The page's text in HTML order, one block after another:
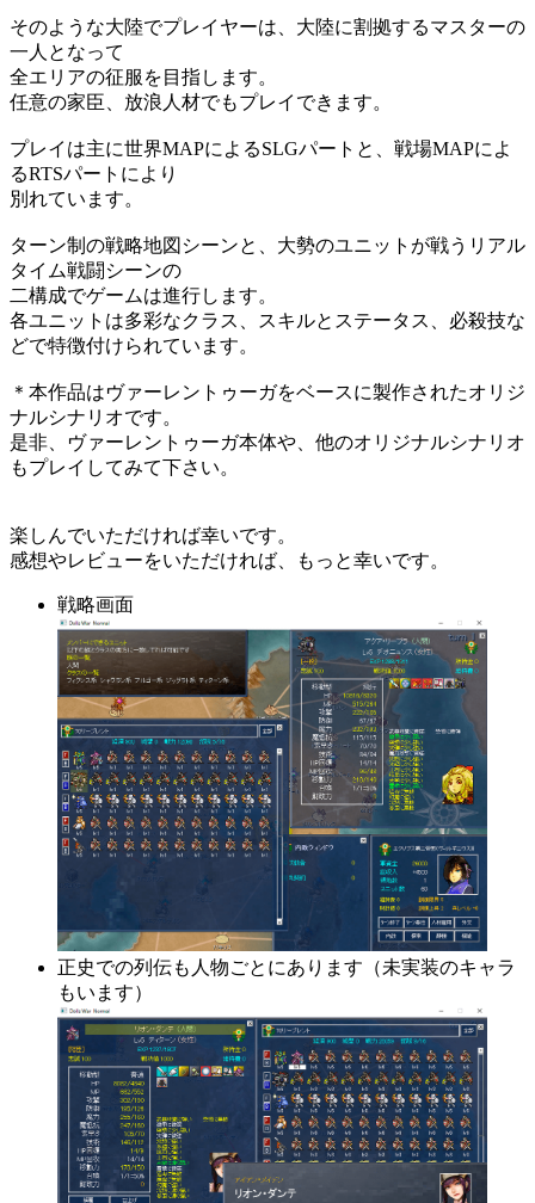
そのような大陸でプレイヤーは、大陸に割拠するマスターの
一人となって
全エリアの征服を目指します。
任意の家臣、放浪人材でもプレイできます。
プレイは主に世界MAPによるSLGパートと、戦場MAPによ
るRTSパートにより
別れています。
ターン制の戦略地図シーンと、大勢のユニットが戦うリアル
タイム戦闘シーンの
二構成でゲームは進行します。
各ユニットは多彩なクラス、スキルとステータス、必殺技な
どで特徴付けられています。
＊本作品はヴァーレントゥーガをベースに製作されたオリジ
ナルシナリオです。
是非、ヴァーレントゥーガ本体や、他のオリジナルシナリオ
もプレイしてみて下さい。
楽しんでいただければ幸いです。
感想やレビューをいただければ、もっと幸いです。
戦略画面
正史での列伝も人物ごとにあります（未実装のキャラ
もいます）